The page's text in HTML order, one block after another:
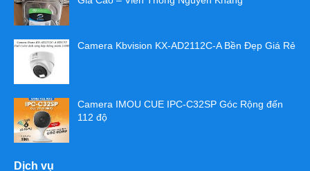
Camera Kbvision KX-AD2112C-A Bền Đẹp Giá Rẻ
Camera IMOU CUE IPC-C32SP Góc Rộng đến
112 độ
Dịch vụ